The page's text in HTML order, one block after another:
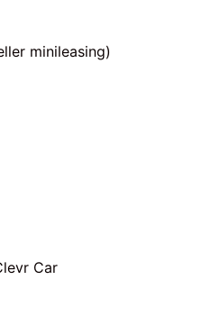
minileasing)
Car